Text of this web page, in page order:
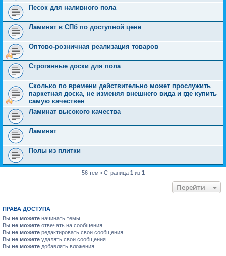
Песок для наливного пола
Ламинат в СПб по доступной цене
Оптово-розничная реализация товаров
Строганные доски для пола
Сколько по времени действительно может прослужить
паркетная доска, не изменяя внешнего вида и где купить
самую качествен
Ламинат высокого качества
Ламинат
Полы из плитки
56 тем • Страница 1 из 1
Перейти
ПРАВА ДОСТУПА
Вы не можете начинать темы
Вы не можете отвечать на сообщения
Вы не можете редактировать свои сообщения
Вы не можете удалять свои сообщения
Вы не можете добавлять вложения